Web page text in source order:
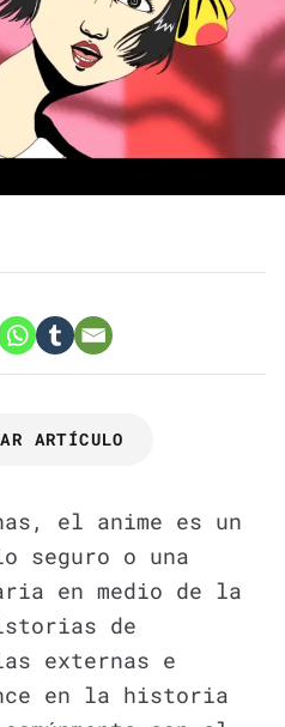
ARTÍCULO
el anime es un
seguro o una
en medio de la
de
externas e
en la historia